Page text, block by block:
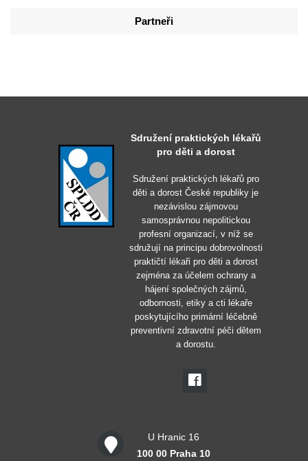
Partneři
Sdružení praktických lékařů
pro děti a dorost
Sdružení praktických lékařů pro
děti a dorost České republiky je
nezávislou zájmovou
samosprávnou nepolitickou
profesní organizací, v níž se
sdružují na principu dobrovolnosti
praktičtí lékaři pro děti a dorost
zejména za účelem ochrany a
hájení společných zájmů,
odbornosti, etiky a cti lékaře
poskytujícího primární léčebně
preventivní zdravotní péči dětem
a dorostu.
U Hranic 16
100 00 Praha 10